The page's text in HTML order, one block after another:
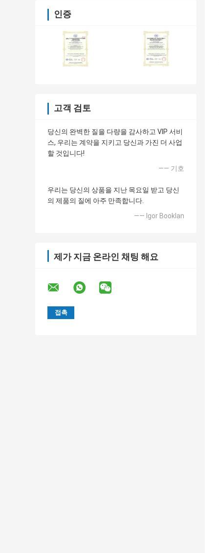
인증
고객 검토
당신의 완벽한 질을 다량을 감사하고 VIP 서비
스, 우리는 계약을 지키고 당신과 가진 더 사업
할 것입니다!
—— 기호
우리는 당신의 상품을 지난 목요일 받고 당신
의 제품의 질에 아주 만족합니다.
—— Igor Booklan
제가 지금 온라인 채팅 해요